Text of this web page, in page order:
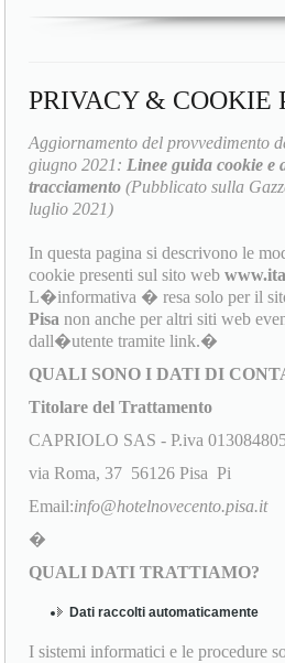
PRIVACY & COOKIE
Aggiornamento del provvedimento
giugno 2021: Linee guida cookie e
tracciamento (Pubblicato sulla
luglio 2021)
In questa pagina si descrivono le
cookie presenti sul sito web
L�informativa � resa solo per il
Pisa non anche per altri siti web
dall�utente tramite link.�
QUALI SONO I DATI DI
Titolare del Trattamento
CAPRIOLO SAS - P.iva
via Roma, 37 56126 Pisa Pi
Email:info@hotelnovecento.pisa.it
�
QUALI DATI TRATTIAMO?
Dati raccolti automaticamente
I sistemi informatici e le procedure